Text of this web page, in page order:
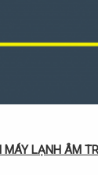
LẠNH ÂM